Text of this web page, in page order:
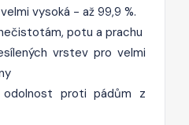
vysoká - až 99,9 %.
potu a prachu
vrstev pro velmi
odolnost proti pádům z